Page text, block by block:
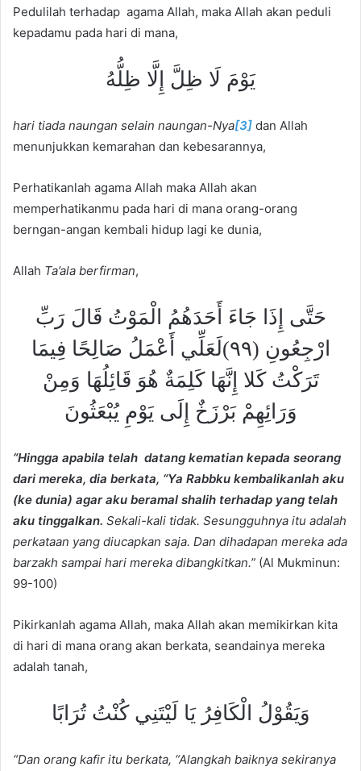
Pedulilah terhadap agama Allah, maka Allah akan peduli
kepadamu pada hari di mana,
يَوْمَ لَا ظِلَّ إِلَّا ظِلُّهُ
hari tiada naungan selain naungan-Nya[3] dan Allah
menunjukkan kemarahan dan kebesarannya,
Perhatikanlah agama Allah maka Allah akan
memperhatikanmu pada hari di mana orang-orang
berngan-angan kembali hidup lagi ke dunia,
Allah Ta’ala berfirman,
حَتَّى إِذَا جَاءَ أَحَدَهُمُ الْمَوْتُ قَالَ رَبِّ
ارْجِعُونِ (٩٩)لَعَلِّي أَعْمَلُ صَالِحًا فِيمَا
تَرَكْتُ كَلا إِنَّهَا كَلِمَةٌ هُوَ قَائِلُهَا وَمِنْ
وَرَائِهِمْ بَرْزَخٌ إِلَى يَوْمِ يُبْعَثُونَ
“Hingga apabila telah datang kematian kepada seorang
dari mereka, dia berkata, “Ya Rabbku kembalikanlah aku
(ke dunia) agar aku beramal shalih terhadap yang telah
aku tinggalkan. Sekali-kali tidak. Sesungguhnya itu adalah
perkataan yang diucapkan saja. Dan dihadapan mereka ada
barzakh sampai hari mereka dibangkitkan.” (Al Mukminun:
99-100)
Pikirkanlah agama Allah, maka Allah akan memikirkan kita
di hari di mana orang akan berkata, seandainya mereka
adalah tanah,
وَيَقُوْلُ الْكَافِرُ يَا لَيْتَنِي كُنْتُ تُرَابًا
“Dan orang kafir itu berkata, “Alangkah baiknya sekiranya